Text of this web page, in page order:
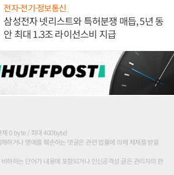
전자·전기·정보통신
삼성전자 넷리스트와 특허분쟁 매듭, 5년 동
안 최대 1.3조 라이선스비 지급
재 0 byte / 최대 400byte)
하거나 명예를 훼손하는 댓글은 관련 법률에 의해 제재를 받을
하하는 단어가 내용에 포함되거나 인신공격성 글은 관리자의 판